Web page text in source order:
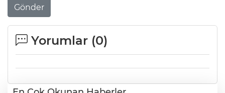
Gönder
Yorumlar (0)